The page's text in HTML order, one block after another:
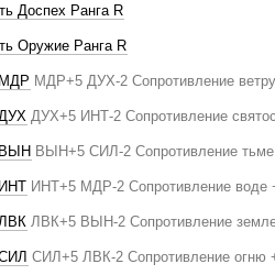
Доспех Ранга R
Оружие Ранга R
МДР МДР+5 ДУХ-2 Сопротивление
ДУХ+5 ИНТ-2 Сопротивление
ВЫН ВЫН+5 СИЛ-2 Сопротивление
ИНТ+5 МДР-2 Сопротивление воде
ЛВК+5 ВЫН-2 Сопротивление
СИЛ+5 ЛВК-2 Сопротивление огню